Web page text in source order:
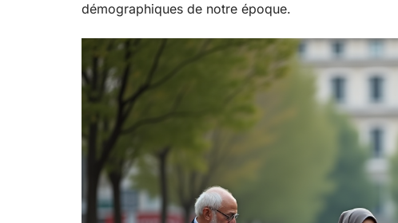
démographiques de notre époque.